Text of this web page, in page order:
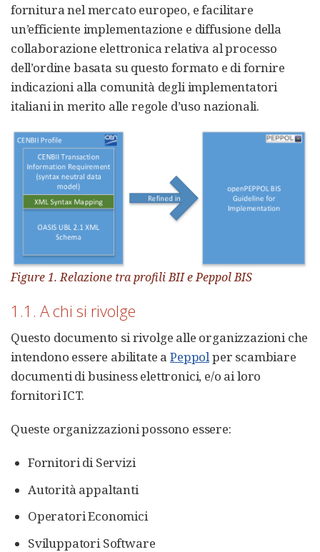
fornitura nel mercato europeo, e facilitare
un’efficiente implementazione e diffusione della
collaborazione elettronica relativa al processo
dell’ordine basata su questo formato e di fornire
indicazioni alla comunità degli implementatori
italiani in merito alle regole d’uso nazionali.
Figure 1. Relazione tra profili BII e Peppol BIS
1.1. A chi si rivolge
Questo documento si rivolge alle organizzazioni che
intendono essere abilitate aPeppolper scambiare
documenti di business elettronici, e/o ai loro
fornitori ICT.
Queste organizzazioni possono essere:
Fornitori di Servizi
Autorità appaltanti
Operatori Economici
Sviluppatori Software